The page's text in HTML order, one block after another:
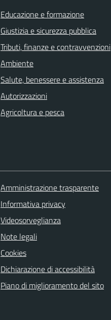
Educazione e formazione
Giustizia e sicurezza pubblica
Tributi, finanze e contravvenzioni
Ambiente
Salute, benessere e assistenza
Autorizzazioni
Agricoltura e pesca
Amministrazione trasparente
Informativa privacy
Videosorveglianza
Note legali
Cookies
Dichiarazione di accessibilità
Piano di miglioramento del sito